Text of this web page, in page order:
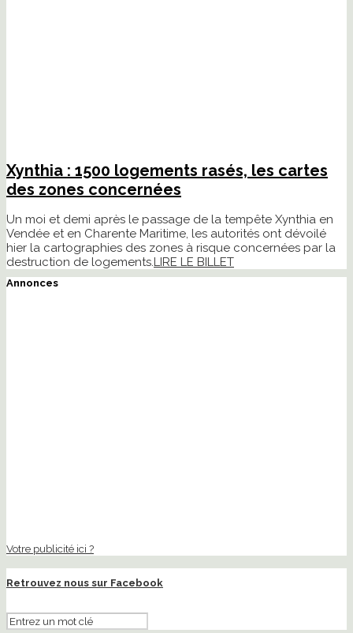
Xynthia : 1500 logements rasés, les cartes
des zones concernées
Un moi et demi après le passage de la tempête Xynthia en
Vendée et en Charente Maritime, les autorités ont dévoilé
hier la cartographies des zones à risque concernées par la
destruction de logements. LIRE LE BILLET
Annonces
Votre publicité ici ?
Retrouvez nous sur Facebook